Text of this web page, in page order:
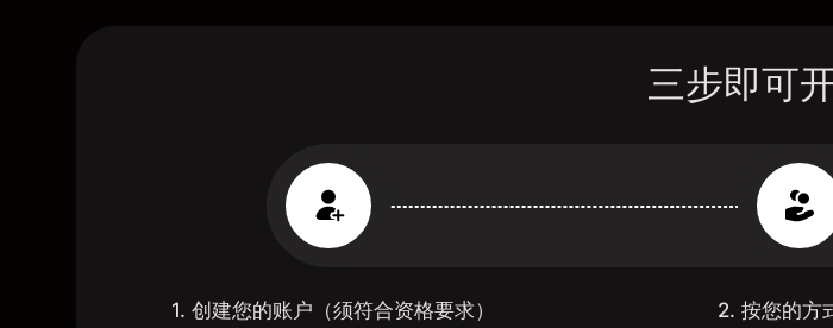
三步即可
1. 创建您的账户（须符合资格要求） 2. 按您的方